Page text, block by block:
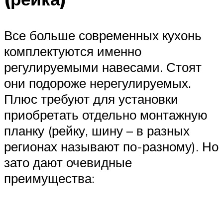
Все больше современных кухонь
комплектуются именно
регулируемыми навесами. Стоят
они подороже нерегулируемых.
Плюс требуют для установки
приобретать отдельно монтажную
планку (рейку, шину – в разных
регионах называют по-разному). Но
зато дают очевидные
преимущества: